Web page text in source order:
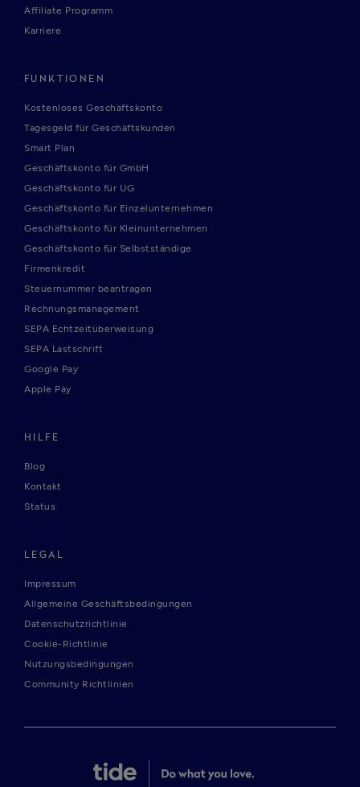
Affiliate Programm
Karriere
FUNKTIONEN
Kostenloses Geschäftskonto
Tagesgeld für Geschäftskunden
Smart Plan
Geschäftskonto für GmbH
Geschäftskonto für UG
Geschäftskonto für Einzelunternehmen
Geschäftskonto für Kleinunternehmen
Geschäftskonto für Selbstständige
Firmenkredit
Steuernummer beantragen
Rechnungsmanagement
SEPA Echtzeitüberweisung
SEPA Lastschrift
Google Pay
Apple Pay
HILFE
Blog
Kontakt
Status
LEGAL
Impressum
Allgemeine Geschäftsbedingungen
Datenschutzrichtlinie
Cookie-Richtlinie
Nutzungsbedingungen
Community Richtlinien